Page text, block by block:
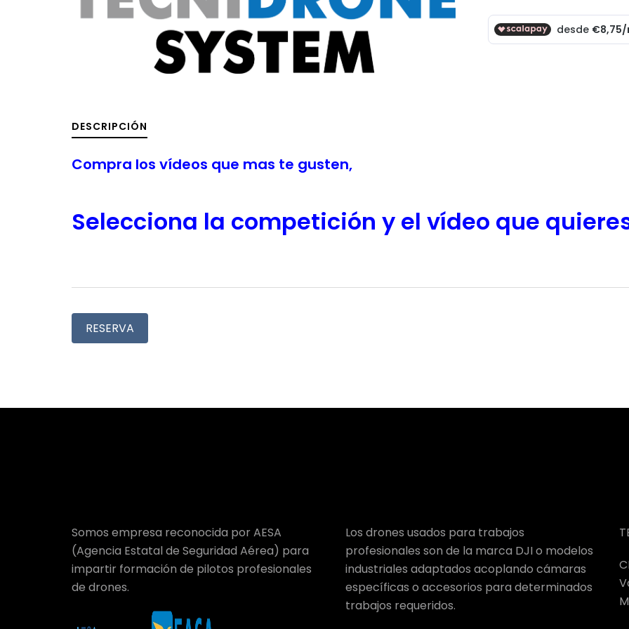
DESCRIPCIÓN
Compra los vídeos que mas te gusten,
Selecciona la competición y el vídeo que
RESERVA
Somos empresa reconocida por AESA
(Agencia Estatal de Seguridad Aérea) para
impartir formación de pilotos profesionales
de drones.
Los drones usados para trabajos
profesionales son de la marca DJI o modelos
industriales adaptados acoplando cámaras
específicas o accesorios para determinados
trabajos requeridos.